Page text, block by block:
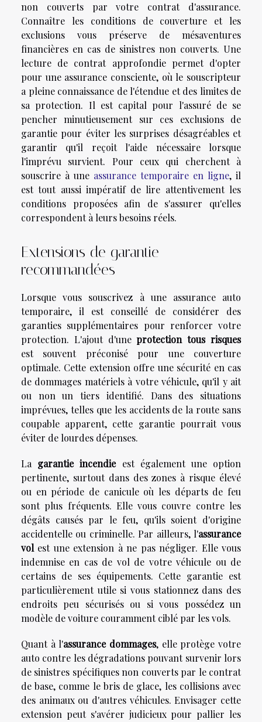
non couverts par votre contrat d'assurance.
Connaître les conditions de couverture et les
exclusions vous préserve de mésaventures
financières en cas de sinistres non couverts. Une
lecture de contrat approfondie permet d'opter
pour une assurance consciente, où le souscripteur
a pleine connaissance de l'étendue et des limites de
sa protection. Il est capital pour l'assuré de se
pencher minutieusement sur ces exclusions de
garantie pour éviter les surprises désagréables et
garantir qu'il reçoit l'aide nécessaire lorsque
l'imprévu survient. Pour ceux qui cherchent à
souscrire à une assurance temporaire en ligne, il
est tout aussi impératif de lire attentivement les
conditions proposées afin de s'assurer qu'elles
correspondent à leurs besoins réels.
Extensions de garantie
recommandées
Lorsque vous souscrivez à une assurance auto
temporaire, il est conseillé de considérer des
garanties supplémentaires pour renforcer votre
protection. L'ajout d'uneprotection tous risques
est souvent préconisé pour une couverture
optimale. Cette extension offre une sécurité en cas
de dommages matériels à votre véhicule, qu'il y ait
ou non un tiers identifié. Dans des situations
imprévues, telles que les accidents de la route sans
coupable apparent, cette garantie pourrait vous
éviter de lourdes dépenses.
La garantie incendieest également une option
pertinente, surtout dans des zones à risque élevé
ou en période de canicule où les départs de feu
sont plus fréquents. Elle vous couvre contre les
dégâts causés par le feu, qu'ils soient d'origine
accidentelle ou criminelle. Par ailleurs, l'assurance
vol est une extension à ne pas négliger. Elle vous
indemnise en cas de vol de votre véhicule ou de
certains de ses équipements. Cette garantie est
particulièrement utile si vous stationnez dans des
endroits peu sécurisés ou si vous possédez un
modèle de voiture couramment ciblé par les vols.
Quant à l'assurance dommages, elle protège votre
auto contre les dégradations pouvant survenir lors
de sinistres spécifiques non couverts par le contrat
de base, comme le bris de glace, les collisions avec
des animaux ou d'autres véhicules. Envisager cette
extension peut s'avérer judicieux pour pallier les